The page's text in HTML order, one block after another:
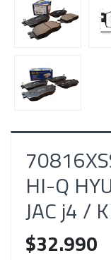
HI-Q
JAC j4 /
$32.990